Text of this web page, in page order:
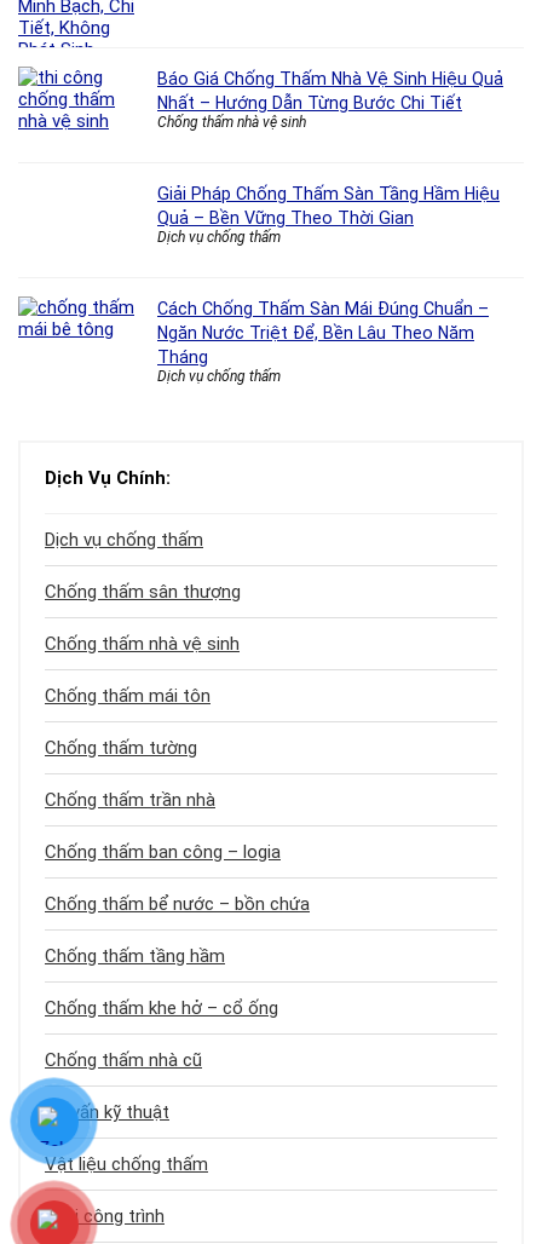
Báo Giá Chống Thấm Nhà Vệ Sinh Hiệu Quả
Nhất – Hướng Dẫn Từng Bước Chi Tiết
Chống thấm nhà vệ sinh
Giải Pháp Chống Thấm Sàn Tầng Hầm Hiệu
Quả – Bền Vững Theo Thời Gian
Dịch vụ chống thấm
Cách Chống Thấm Sàn Mái Đúng Chuẩn –
Ngăn Nước Triệt Để, Bền Lâu Theo Năm
Tháng
Dịch vụ chống thấm
Dịch Vụ Chính:
Dịch vụ chống thấm
Chống thấm sân thượng
Chống thấm nhà vệ sinh
Chống thấm mái tôn
Chống thấm tường
Chống thấm trần nhà
Chống thấm ban công – logia
Chống thấm bể nước – bồn chứa
Chống thấm tầng hầm
Chống thấm khe hở – cổ ống
Chống thấm nhà cũ
Tư vấn kỹ thuật
Vật liệu chống thấm
Loại công trình